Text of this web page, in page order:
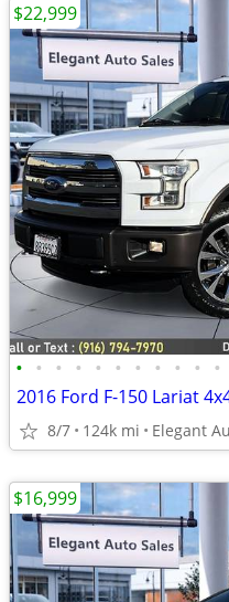
• • • • • • • • • • •
2016 Ford F-150 Lariat
8/7 124k mi Elegant
$22,999
$16,999